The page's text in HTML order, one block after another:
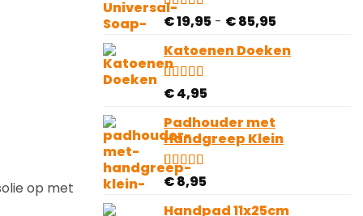
op met
Gewaardeerd
op 5
gebaseerd
op
28
klantbeoordelingen
€19,95 - €85,95Prijsklasse:
tot
Katoenen Doeken
Gewaardeerd
op 5
gebaseerd
op
10
klantbeoordelingen
€4,95
Padhouder met
Handgreep Klein
Gewaardeerd
3.00op
5
1
€8,95
Handpad 11x25cm